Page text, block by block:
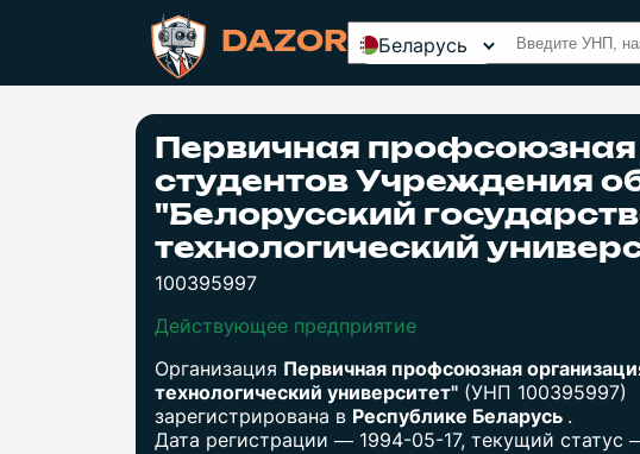
DAZOR Беларусь
Первичная профсоюзная
студентов Учреждения
"Белорусский
технологический
100395997
Действующее предприятие
Организация Первичная профсоюзная
технологический университет" (УНП 100395997)
зарегистрирована в Республике Беларусь .
Дата регистрации — 1994-05-17, текущий статус